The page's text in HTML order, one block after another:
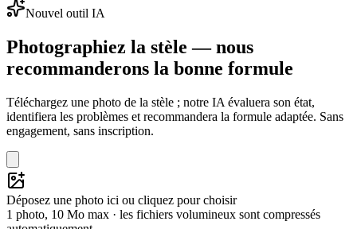
Nouvel outil IA
Photographiez la stèle — nous
recommanderons la bonne formule
Téléchargez une photo de la stèle ; notre IA évaluera son état,
identifiera les problèmes et recommandera la formule adaptée. Sans
engagement, sans inscription.
Déposez une photo ici ou cliquez pour choisir
1 photo, 10 Mo max · les fichiers volumineux sont compressés